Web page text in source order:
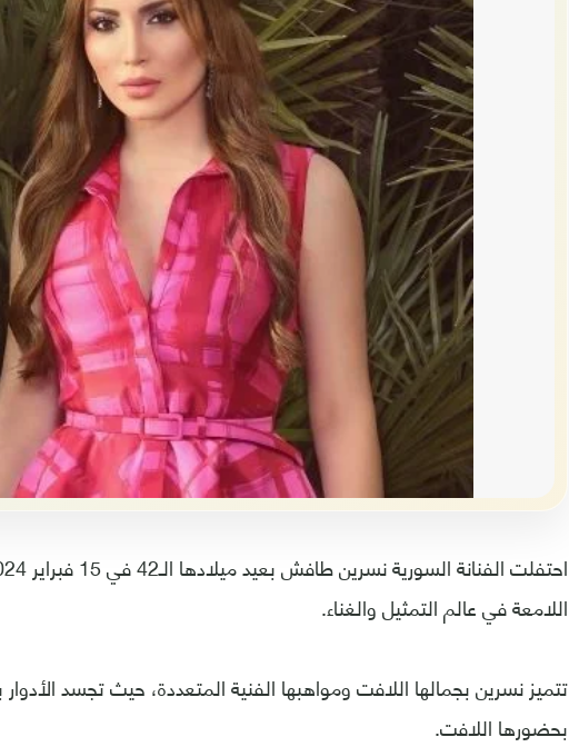
اللامعة في عالم التمثيل والغناء.
تتميز نسرين بجمالها اللافت ومواهبها الفنية المتعددة، حيث تجسد
بحضورها اللافت.